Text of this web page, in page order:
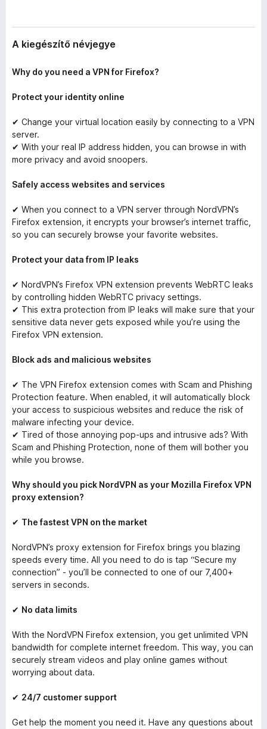
A kiegészítő névjegye
Why do you need a VPN for Firefox?
Protect your identity online
✔ Change your virtual location easily by connecting to a VPN
server.
✔ With your real IP address hidden, you can browse in with
more privacy and avoid snoopers.
Safely access websites and services
✔ When you connect to a VPN server through NordVPN’s
Firefox extension, it encrypts your browser’s internet traffic,
so you can securely browse your favorite websites.
Protect your data from IP leaks
✔ NordVPN’s Firefox VPN extension prevents WebRTC leaks
by controlling hidden WebRTC privacy settings.
✔ This extra protection from IP leaks will make sure that your
sensitive data never gets exposed while you’re using the
Firefox VPN extension.
Block ads and malicious websites
✔ The VPN Firefox extension comes with Scam and Phishing
Protection feature. When enabled, it will automatically block
your access to suspicious websites and reduce the risk of
malware infecting your device.
✔ Tired of those annoying pop-ups and intrusive ads? With
Scam and Phishing Protection, none of them will bother you
while you browse.
Why should you pick NordVPN as your Mozilla Firefox VPN
proxy extension?
✔ The fastest VPN on the market
NordVPN’s proxy extension for Firefox brings you blazing
speeds every time. All you need to do is tap “Secure my
connection” - you’ll be connected to one of our 7,400+
servers in seconds.
✔ No data limits
With the NordVPN Firefox extension, you get unlimited VPN
bandwidth for complete internet freedom. This way, you can
securely stream videos and play online games without
worrying about data.
✔ 24/7 customer support
Get help the moment you need it. Have any questions about